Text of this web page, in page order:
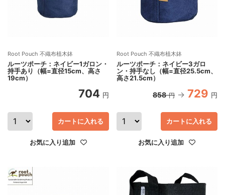
Root Pouch 不織布植木鉢
ルーツポーチ：ネイビー1ガロン・
持手あり（幅=直径15cm、高さ
19cm）
704 円
カートに入れる
お気に入り追加
Root Pouch 不織布植木鉢
ルーツポーチ：ネイビー3ガロ
ン・持手なし（幅=直径25.5cm、
高さ21.5cm）
858 円 729 円
カートに入れる
お気に入り追加